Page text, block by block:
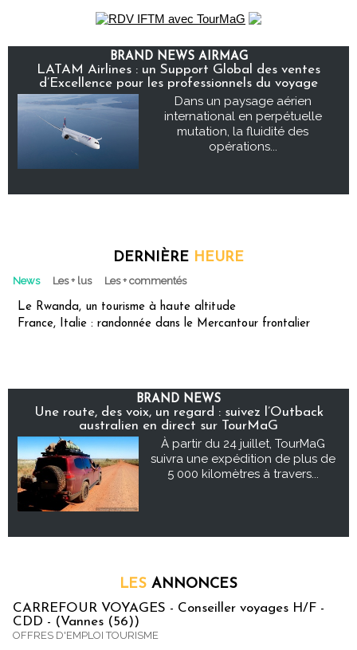
BRAND NEWS AIRMAG
LATAM Airlines : un Support Global des ventes
d’Excellence pour les professionnels du voyage
Dans un paysage aérien
international en perpétuelle
mutation, la fluidité des
opérations...
DERNIÈRE HEURE
News Les + lus Les + commentés
Le Rwanda, un tourisme à haute altitude
France, Italie : randonnée dans le Mercantour frontalier
BRAND NEWS
Une route, des voix, un regard : suivez l’Outback
australien en direct sur TourMaG
À partir du 24 juillet, TourMaG
suivra une expédition de plus de
5 000 kilomètres à travers...
LES ANNONCES
CARREFOUR VOYAGES - Conseiller voyages H/F -
CDD - (Vannes (56))
OFFRES D'EMPLOI TOURISME